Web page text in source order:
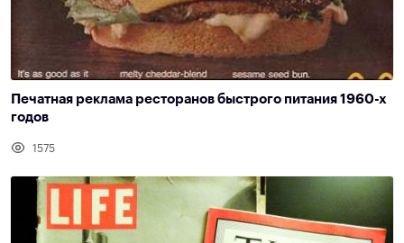
Печатная реклама ресторанов быстрого питания 1960-х
годов
1575